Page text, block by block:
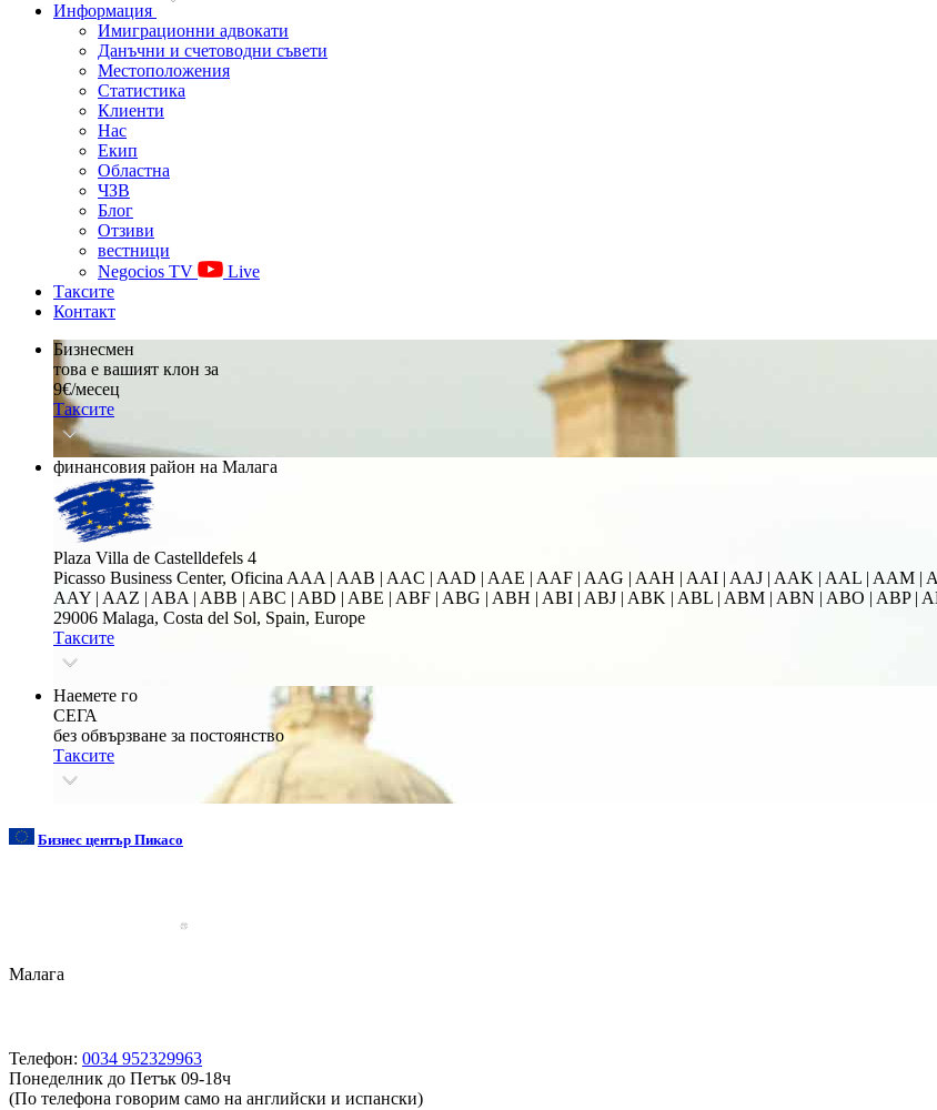
Информация
Имиграционни адвокати
Данъчни и счетоводни съвети
Местоположения
Статистика
Клиенти
Нас
Екип
Областна
ЧЗВ
Блог
Отзиви
вестници
Negocios TV
Live
Таксите
Контакт
Бизнесмен
това е вашият клон за
9€/месец
Таксите
финансовия район на Малага
Plaza Villa de Castelldefels 4
Picasso Business Center, Oficina AAA | AAB | AAC | AAD | AAE | AAF | AAG | AAH | AAI | AAJ | AAK | AAL | AAM |
AAY | AAZ | ABA | ABB | ABC | ABD | ABE | ABF | ABG | ABH | ABI | ABJ | ABK | ABL | ABM | ABN | ABO | ABP |
29006 Malaga, Costa del Sol, Spain, Europe
Таксите
Наемете го
СЕГА
без обвързване за постоянство
Таксите
Бизнес център Пикасо
Малага
Телефон: 0034 952329963
Понеделник до Петък 09-18ч
(По телефона говорим само на английски и испански)